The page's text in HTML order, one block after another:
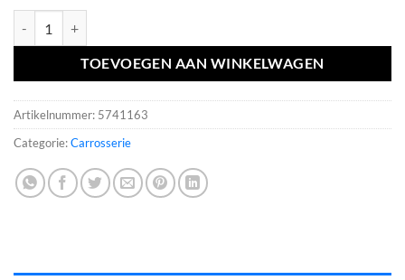
TOEVOEGEN AAN WINKELWAGEN
Artikelnummer: 5741163
Categorie:Carrosserie